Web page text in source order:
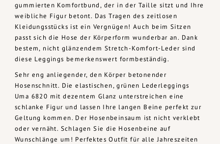
gummierten Komfortbund, der in der Taille sitzt und Ihre
weibliche Figur betont. Das Tragen des zeitlosen
Kleidungsstücks ist ein Vergnügen! Auch beim Sitzen
passt sich die Hose der Körperform wunderbar an. Dank
bestem, nicht glänzendem Stretch-Komfort-Leder sind
diese Leggings bemerkenswert formbeständig.
Sehr eng anliegender, den Körper betonender
Hosenschnitt. Die elastischen, grünen Lederleggings
Uma 6820 mit dezentem Glanz unterstreichen eine
schlanke Figur und lassen Ihre langen Beine perfekt zur
Geltung kommen. Der Hosenbeinsaum ist nicht verklebt
oder vernäht. Schlagen Sie die Hosenbeine auf
Wunschlänge um! Perfektes Outfit für alle Jahreszeiten